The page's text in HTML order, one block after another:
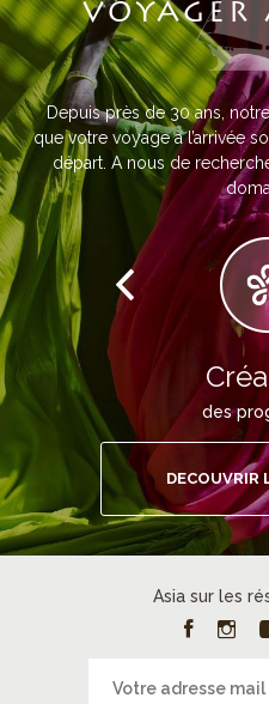
VOYAGER
Depuis près de 30 ans,
que votre voyage à l’arrivée
départ. A nous de
des
DECOUVRIR
Asia sur les